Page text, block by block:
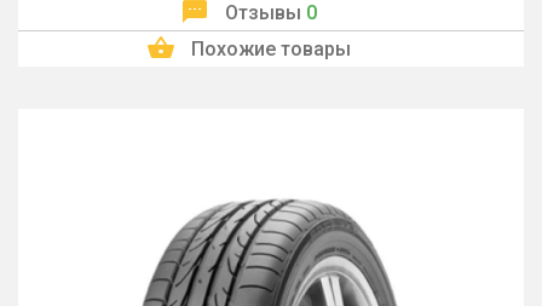
Отзывы 0
Похожие товары